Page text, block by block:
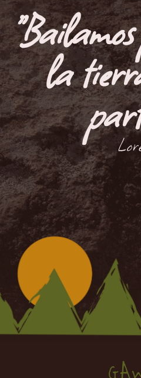
la